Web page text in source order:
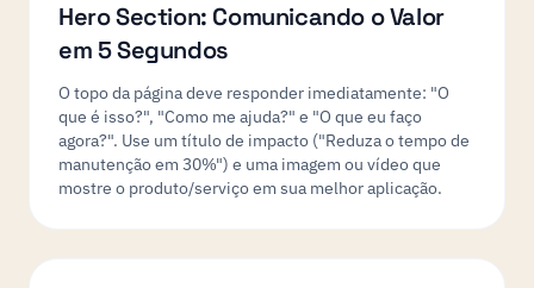
Hero Section: Comunicando o Valor
em 5 Segundos
O topo da página deve responder imediatamente: "O
que é isso?", "Como me ajuda?" e "O que eu faço
agora?". Use um título de impacto ("Reduza o tempo de
manutenção em 30%") e uma imagem ou vídeo que
mostre o produto/serviço em sua melhor aplicação.